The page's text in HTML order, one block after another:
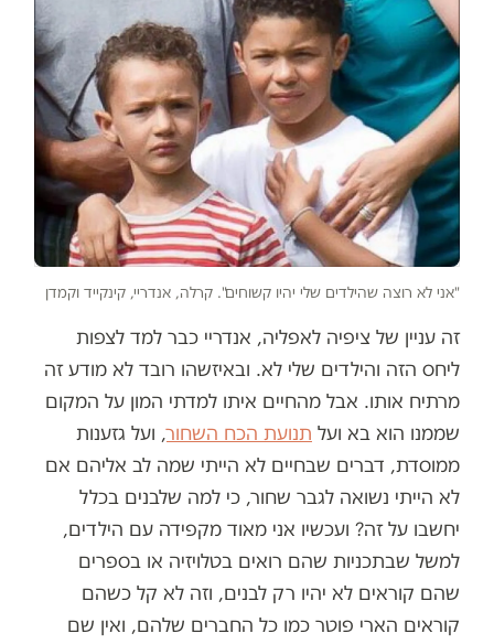
"אני לא רוצה שהילדים שלי יהיו קשוחים". קרלה, אנדריי, קינקייד וקמדן
זה עניין של ציפיה לאפליה, אנדריי כבר למד לצפות
ליחס הזה והילדים שלי לא. ובאיזשהו רובד לא מודע זה
מרתיח אותו. אבל מהחיים איתו למדתי המון על המקום
שממנו הוא בא ועל תנועת הכח השחור, ועל גזענות
ממוסדת, דברים שבחיים לא הייתי שמה לב אליהם אם
לא הייתי נשואה לגבר שחור, כי למה שלבנים בכלל
יחשבו על זה? ועכשיו אני מאוד מקפידה עם הילדים,
למשל שבתכניות שהם רואים בטלויזיה או בספרים
שהם קוראים לא יהיו רק לבנים, וזה לא קל כשהם
קוראים הארי פוטר כמו כל החברים שלהם, ואין שם